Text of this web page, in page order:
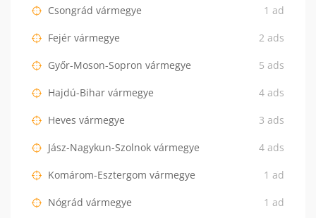
Csongrád vármegye 1 ad
Fejér vármegye 2 ads
Győr-Moson-Sopron vármegye 5 ads
Hajdú-Bihar vármegye 4 ads
Heves vármegye 3 ads
Jász-Nagykun-Szolnok vármegye 4 ads
Komárom-Esztergom vármegye 1 ad
Nógrád vármegye 1 ad